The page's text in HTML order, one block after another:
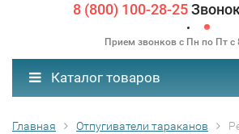
8 (800) 100-28-25
Прием звонков с Пн по Пт с
Каталог товаров
Главная Отпугиватели тараканов